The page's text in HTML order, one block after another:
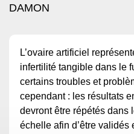
DAMON
L’ovaire artificiel
infertilité tangible dans le
certains troubles et
cependant : les résultats
devront être répétés dans
échelle afin d’être validés